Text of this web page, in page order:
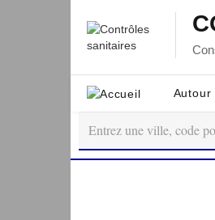
Autour